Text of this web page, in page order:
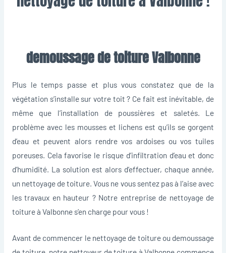
demoussage de toiture Valbonne
Plus le temps passe et plus vous constatez que de la
végétation s’installe sur votre toit ? Ce fait est inévitable, de
même que l’installation de poussières et saletés. Le
problème avec les mousses et lichens est qu’ils se gorgent
d’eau et peuvent alors rendre vos ardoises ou vos tuiles
poreuses. Cela favorise le risque d’infiltration d’eau et donc
d’humidité. La solution est alors d’effectuer, chaque année,
un nettoyage de toiture. Vous ne vous sentez pas à l’aise avec
les travaux en hauteur ? Notre entreprise de nettoyage de
toiture à Valbonne s’en charge pour vous !
Avant de commencer le nettoyage de toiture ou demoussage